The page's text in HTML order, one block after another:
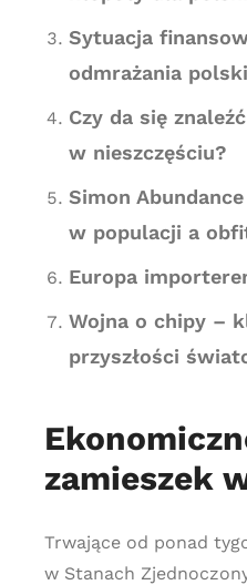
Sytuacja
odmrażania
Czy da się
w nieszczęściu?
Simon
w populacji a
Europa
Wojna o chipy –
przyszłości
zamieszek
Trwające od ponad
w Stanach